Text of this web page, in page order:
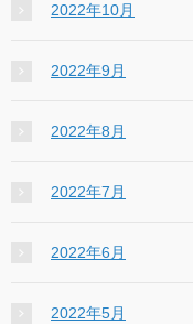
2022年10月
2022年9月
2022年8月
2022年7月
2022年6月
2022年5月